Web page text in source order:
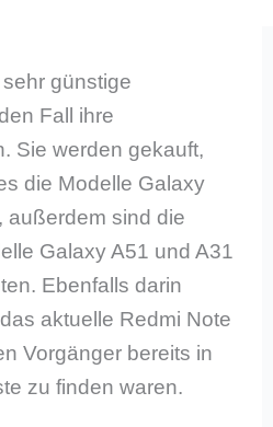
günstige
Fall ihre
Sie werden gekauft,
die Modelle Galaxy
außerdem sind die
Galaxy A51 und A31
Ebenfalls darin
aktuelle Redmi Note
Vorgänger bereits in
zu finden waren.